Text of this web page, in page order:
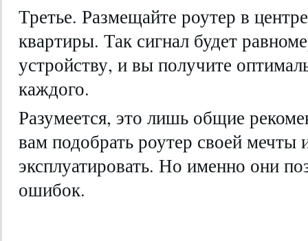
Третье. Размещайте роутер в
квартиры. Так сигнал будет
устройству, и вы получите
каждого.
Разумеется, это лишь общие
вам подобрать роутер своей мечты
эксплуатировать. Но именно они
ошибок.